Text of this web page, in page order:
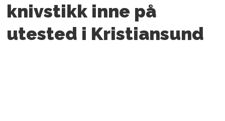
knivstikk inne på
utested i Kristiansund